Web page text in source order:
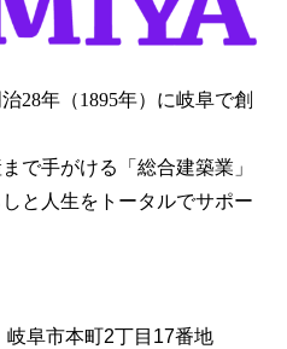
28年（1895年）に岐阜で創
で手がける「総合建築業」
と人生をトータルでサポー
阜市本町2丁目17番地